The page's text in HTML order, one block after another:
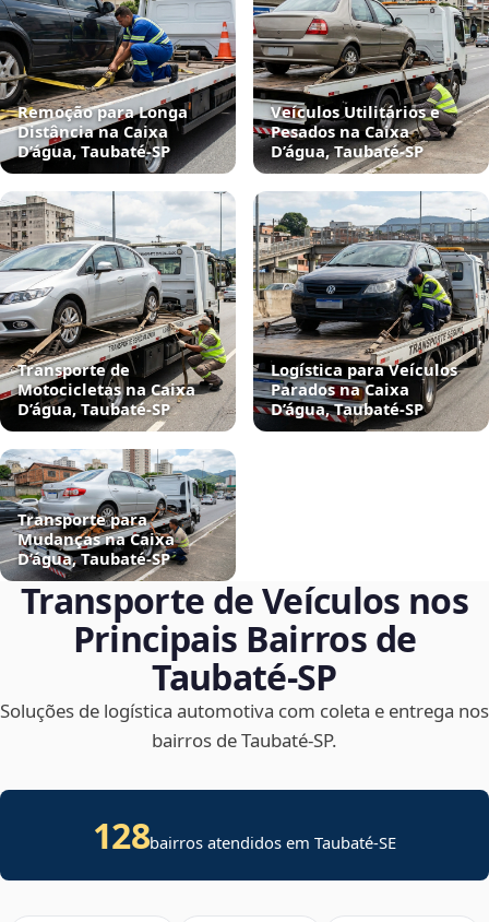
Remoção para Longa
Distância na Caixa
D’água, Taubaté‑SP
Veículos Utilitários e
Pesados na Caixa
D’água, Taubaté‑SP
Transporte de
Motocicletas na Caixa
D’água, Taubaté‑SP
Logística para Veículos
Parados na Caixa
D’água, Taubaté‑SP
Transporte para
Mudanças na Caixa
D’água, Taubaté‑SP
Transporte de Veículos nos
Principais Bairros de
Taubaté‑SP
Soluções de logística automotiva com coleta e entrega nos
bairros de Taubaté‑SP.
128bairros atendidos emTaubaté-SE